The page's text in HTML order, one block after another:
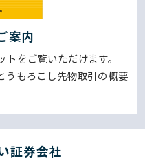
案内
をご覧いただけます。
うもろこし先物取引の概要
証券会社